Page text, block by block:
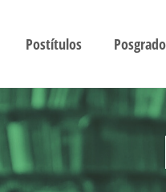
Postítulos